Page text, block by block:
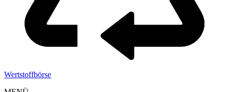
Wertstoffbörse